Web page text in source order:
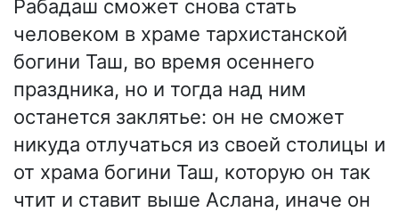
Рабадаш сможет снова стать
человеком в храме тархистанской
богини Таш, во время осеннего
праздника, но и тогда над ним
останется заклятье: он не сможет
никуда отлучаться из своей столицы и
от храма богини Таш, которую он так
чтит и ставит выше Аслана, иначе он